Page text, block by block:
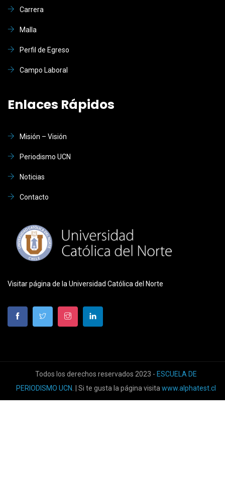
Carrera
Malla
Perfil de Egreso
Campo Laboral
Enlaces Rápidos
Misión – Visión
Periodismo UCN
Noticias
Contacto
Visitar página de la Universidad Católica del Norte
Todos los derechos reservados 2023 - ESCUELA DE
PERIODISMO UCN. | Si te gusta la página visitawww.alphatest.cl